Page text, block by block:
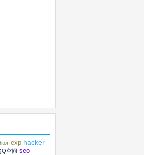
exp hacker
空间 seo